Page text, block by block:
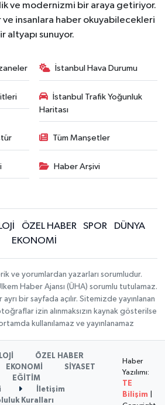
ve modernizmi bir araya getiriyor.
ve insanlara haber okuyabilecekleri
altyapı sunuyor.
İstanbul Hava Durumu
İstanbul Trafik Yoğunluk
Haritası
Tüm Manşetler
Haber Arşivi
ÖZEL HABER SPOR
DÜNYA
EKONOMİ
ve yorumlardan yazarları sorumludur.
Haber Ajansı (ÜHA) sorumlu tutulamaz.
bir sayfada açılır. Sitemizde yayınlanan
izin alınmaksızın kaynak gösterilse
kullanılamaz ve yayınlanamaz
ÖZEL HABER
EKONOMİ
SİYASET
EĞİTİM
İletişim
Kuralları
Haber
Yazılımı:
TE
Bilişim